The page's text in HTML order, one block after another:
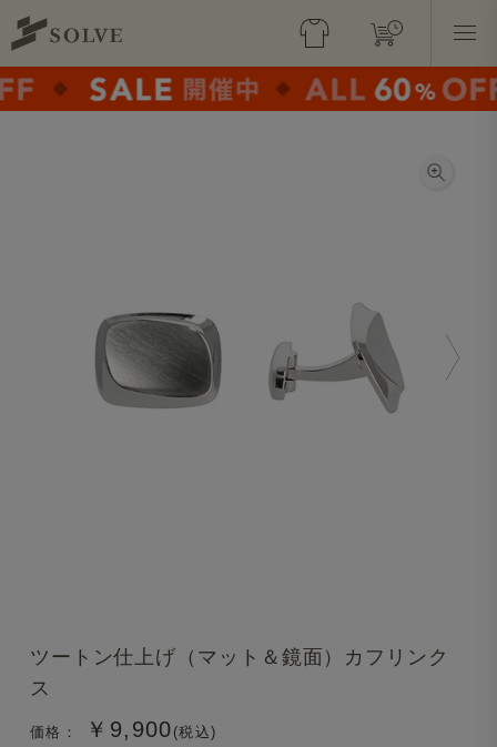
ツートン仕上げ（マット＆鏡面）カフリンク
ス
価格： ￥9,900 (税込)